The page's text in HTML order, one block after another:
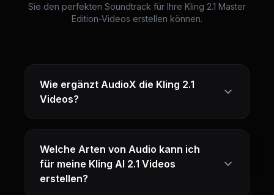
Sie den perfekten Soundtrack für Ihre Kling 2.1 Master
Edition-Videos erstellen können.
Wie ergänzt AudioX die Kling 2.1
Videos?
Welche Arten von Audio kann ich
für meine Kling AI 2.1 Videos
erstellen?